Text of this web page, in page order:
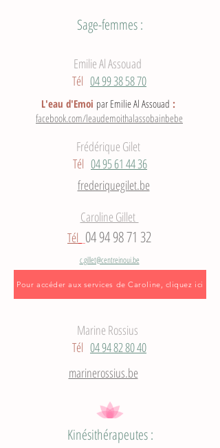
Sage-femmes :
Emilie Al Assouad
Tél 04 99 38 58 70
L'eau d'Emoi par Emilie Al Assouad :
facebook.com/leaudemoithalassobainbebe
Frédérique Gilet
Tél 04 95 61 44 36
frederiquegilet.be
Caroline Gillet
Tél 04 94 98 71 32
c.gillet@centreinoui.be
Pour accéder aux services de Caroline, cliquez ici
Marine Rossius
Tél 04 94 82 80 40
marinerossius.be
Kinésithérapeutes :